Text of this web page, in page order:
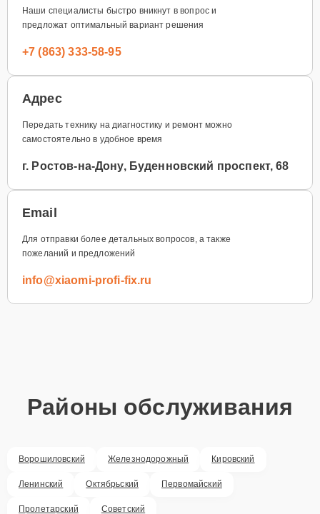
Наши специалисты быстро вникнут в вопрос и
предложат оптимальный вариант решения
+7 (863) 333-58-95
Адрес
Передать технику на диагностику и ремонт можно
самостоятельно в удобное время
г. Ростов-на-Дону, Буденновский проспект, 68
Email
Для отправки более детальных вопросов, а также
пожеланий и предложений
info@xiaomi-profi-fix.ru
Районы обслуживания
Ворошиловский Железнодорожный Кировский
Ленинский Октябрьский Первомайский
Пролетарский Советский